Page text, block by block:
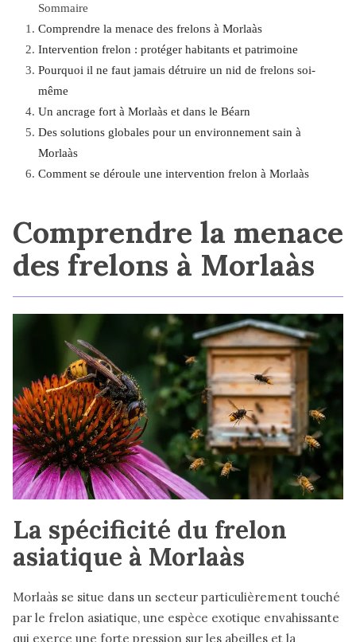
Sommaire
Comprendre la menace des frelons à Morlaàs
Intervention frelon : protéger habitants et patrimoine
Pourquoi il ne faut jamais détruire un nid de frelons soi-
même
Un ancrage fort à Morlaàs et dans le Béarn
Des solutions globales pour un environnement sain à
Morlaàs
Comment se déroule une intervention frelon à Morlaàs
Comprendre la menace
des frelons à Morlaàs
La spécificité du frelon
asiatique à Morlaàs
Morlaàs se situe dans un secteur particulièrement touché
par le frelon asiatique, une espèce exotique envahissante
qui exerce une forte pression sur les abeilles et la